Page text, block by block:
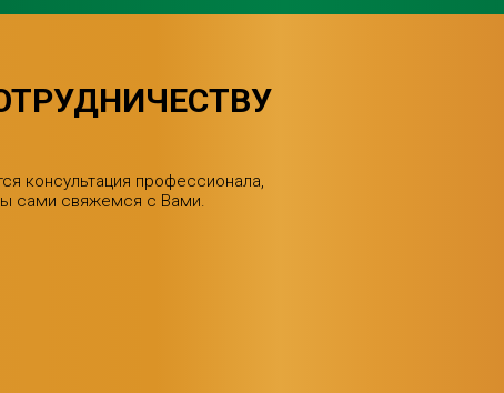
консультация профессионала,
сами свяжемся с Вами.